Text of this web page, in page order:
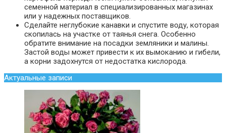
семенной материал в специализированных магазинах
или у надежных поставщиков.
Сделайте неглубокие канавки и спустите воду, которая
скопилась на участке от таянья снега. Особенно
обратите внимание на посадки земляники и малины.
Застой воды может привести к их вымоканию и гибели,
а корни задохнутся от недостатка кислорода.
Актуальные записи